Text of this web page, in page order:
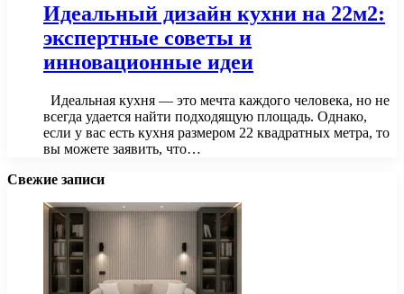
Идеальный дизайн кухни на 22м2:
экспертные советы и
инновационные идеи
Идеальная кухня — это мечта каждого человека, но не
всегда удается найти подходящую площадь. Однако,
если у вас есть кухня размером 22 квадратных метра, то
вы можете заявить, что…
Свежие записи